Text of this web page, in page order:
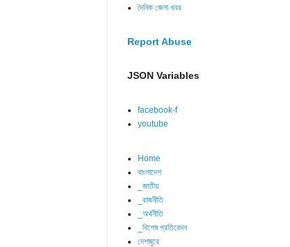
দৈনিক জেলা খবর
Report Abuse
JSON Variables
facebook-f
youtube
Home
বাংলাদেশ
_জাতীয়
_রাজনীতি
_অর্থনীতি
_বিশেষ প্রতিবেদন
দেশজুরে